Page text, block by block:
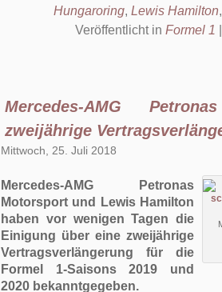
Hungaroring, Lewis Hamilton
Veröffentlicht in Formel 1
Mercedes-AMG
zweijährige
Mittwoch, 25. Juli 2018
Mercedes-AMG Petronas
Motorsport und Lewis Hamilton
haben vor wenigen Tagen die
Einigung über eine zweijährige
Vertragsverlängerung für die
Formel 1-Saisons 2019 und
2020 bekanntgegeben.